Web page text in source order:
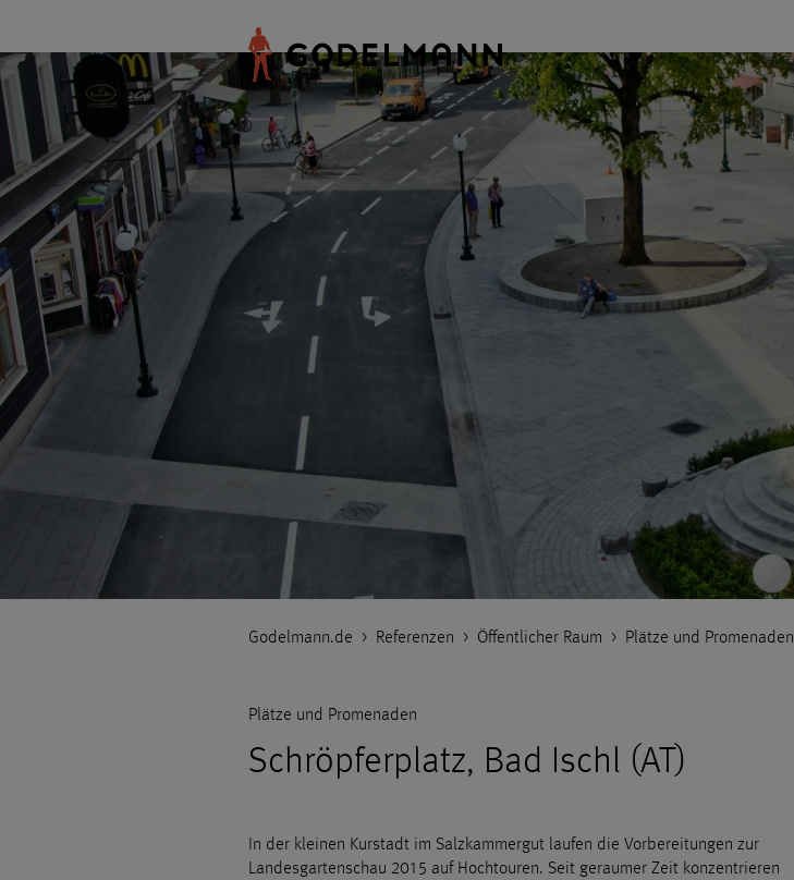
Godelmann.de > Referenzen > Öffentlicher Raum > Plätze und Promenaden
Plätze und Promenaden
Schröpferplatz, Bad Ischl (AT)
In der kleinen Kurstadt im Salzkammergut laufen die Vorbereitungen zur
Landesgartenschau 2015 auf Hochtouren. Seit geraumer Zeit konzentrieren